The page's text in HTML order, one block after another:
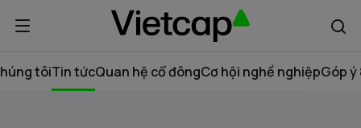
tôiTin tứcQuan hệ cổ đôngCơ hội nghề nghiệpGóp ý